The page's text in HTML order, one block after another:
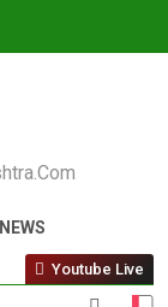
Youtube Live